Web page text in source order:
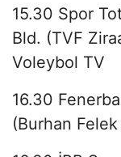
15.30 Spor
Bld. (TVF
Voleybol TV
16.30
(Burhan